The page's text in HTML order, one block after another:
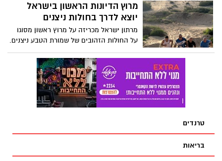
מרוץ הדיונות הראשון בישראל
יוצא לדרך בחולות ניצנים
מרתון ישראל מכריזה על מרוץ ראשון מסוגו
על החולות הזהובים של שמורת הטבע ניצנים.
המרוץ האתגרי, שייערך בשיתוף מועצה
אזורית חוף אשקלון, יכלול שלושה מקצים
הכוללים טיפוס על הדיונות המדבריות יתקיים
ב28.6
טרנדים
בריאות